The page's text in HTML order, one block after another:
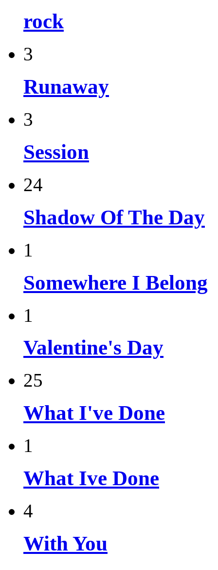
rock
3
Runaway
3
Session
24
Shadow Of The Day
1
Somewhere I Belong
1
Valentine's Day
25
What I've Done
1
What Ive Done
4
With You